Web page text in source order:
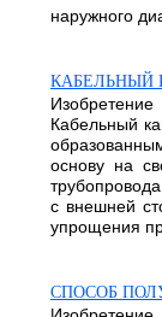
наружного
КАБЕЛЬНЫЙ
Кабельный
основу на
с внешней
упрощения
СПОСОБ